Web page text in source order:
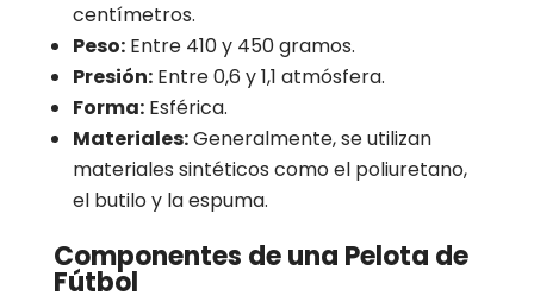
centímetros.
Peso:Entre 410 y 450 gramos.
Presión:Entre 0,6 y 1,1 atmósfera.
Forma:Esférica.
Materiales:Generalmente, se utilizan
materiales sintéticos como el poliuretano,
el butilo y la espuma.
Componentes de una Pelota de
Fútbol